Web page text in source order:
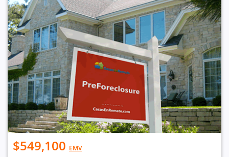
$549,100 EMV